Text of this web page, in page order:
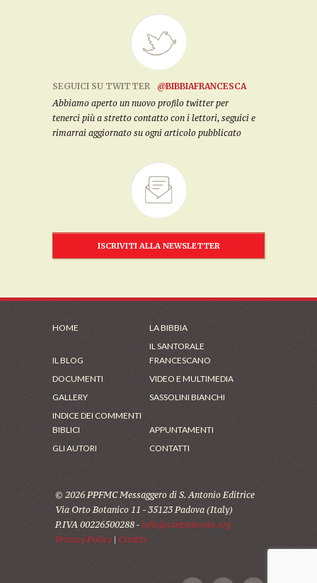
SEGUICI SU TWITTER
@BIBBIAFRANCESCA
Abbiamo aperto un nuovo profilo twitter per
tenerci più a stretto contatto con i lettori, seguici e
rimarrai aggiornato su ogni articolo pubblicato
ISCRIVITI ALLA NEWSLETTER
HOME LA BIBBIA
IL BLOG
IL SANTORALE
FRANCESCANO
DOCUMENTI
VIDEO E MULTIMEDIA
GALLERY
SASSOLINI BIANCHI
INDICE DEI COMMENTI
BIBLICI
APPUNTAMENTI
GLI AUTORI
CONTATTI
© 2026 PPFMC Messaggero di S. Antonio Editrice
Via Orto Botanico 11 - 35123 Padova (Italy)
P.IVA 00226500288 - info@santantonio.org
Privacy Policy| Credits